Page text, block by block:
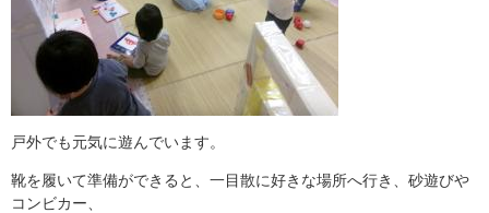
戸外でも元気に遊んでいます。
靴を履いて準備ができると、一目散に好きな場所へ行き、砂遊びや
コンビカー、